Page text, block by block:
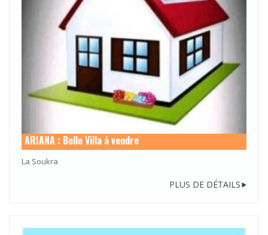
ARIANA : Belle Villa à vendre
La Soukra
PLUS DE DÉTAILS